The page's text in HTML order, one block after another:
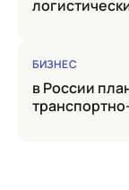
БИЗНЕС
в России